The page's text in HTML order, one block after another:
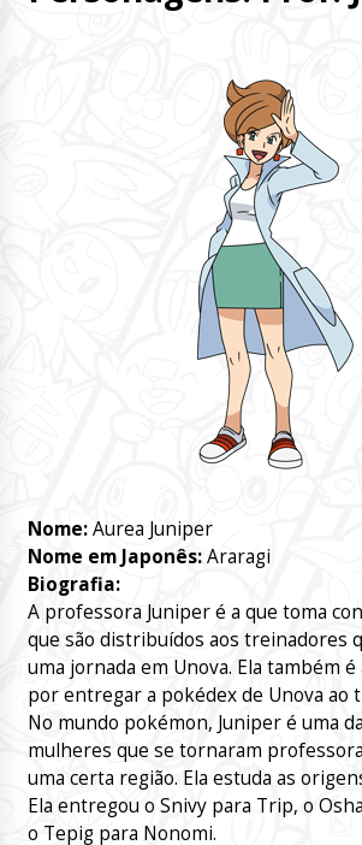
Nome:Aurea Juniper
Nome em Japonês:Araragi
Biografia:
A professora Juniper é a que toma
que são distribuídos aos treinadores
uma jornada em Unova. Ela também
por entregar a pokédex de Unova ao
No mundo pokémon, Juniper é uma
mulheres que se tornaram
uma certa região. Ela estuda as
Ela entregou o Snivy para Trip, o
o Tepig para Nonomi.